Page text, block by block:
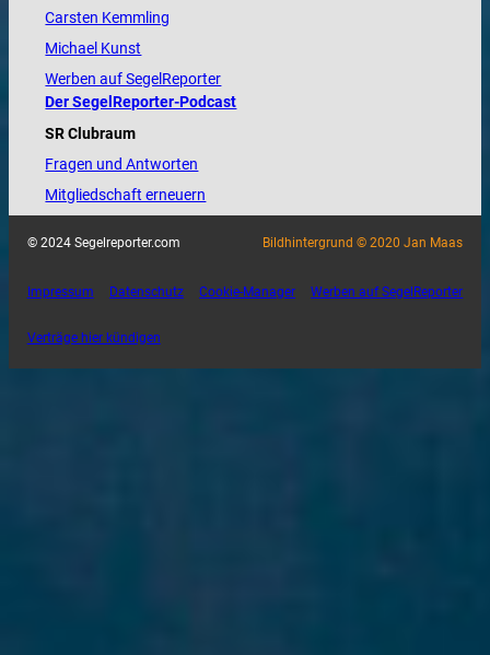
Carsten Kemmling
Michael Kunst
Werben auf SegelReporter
Der SegelReporter-Podcast
SR Clubraum
Fragen und Antworten
Mitgliedschaft erneuern
© 2024 Segelreporter.com Bildhintergrund © 2020 Jan Maas
Impressum Datenschutz Cookie-Manager Werben auf SegelReporter
Verträge hier kündigen